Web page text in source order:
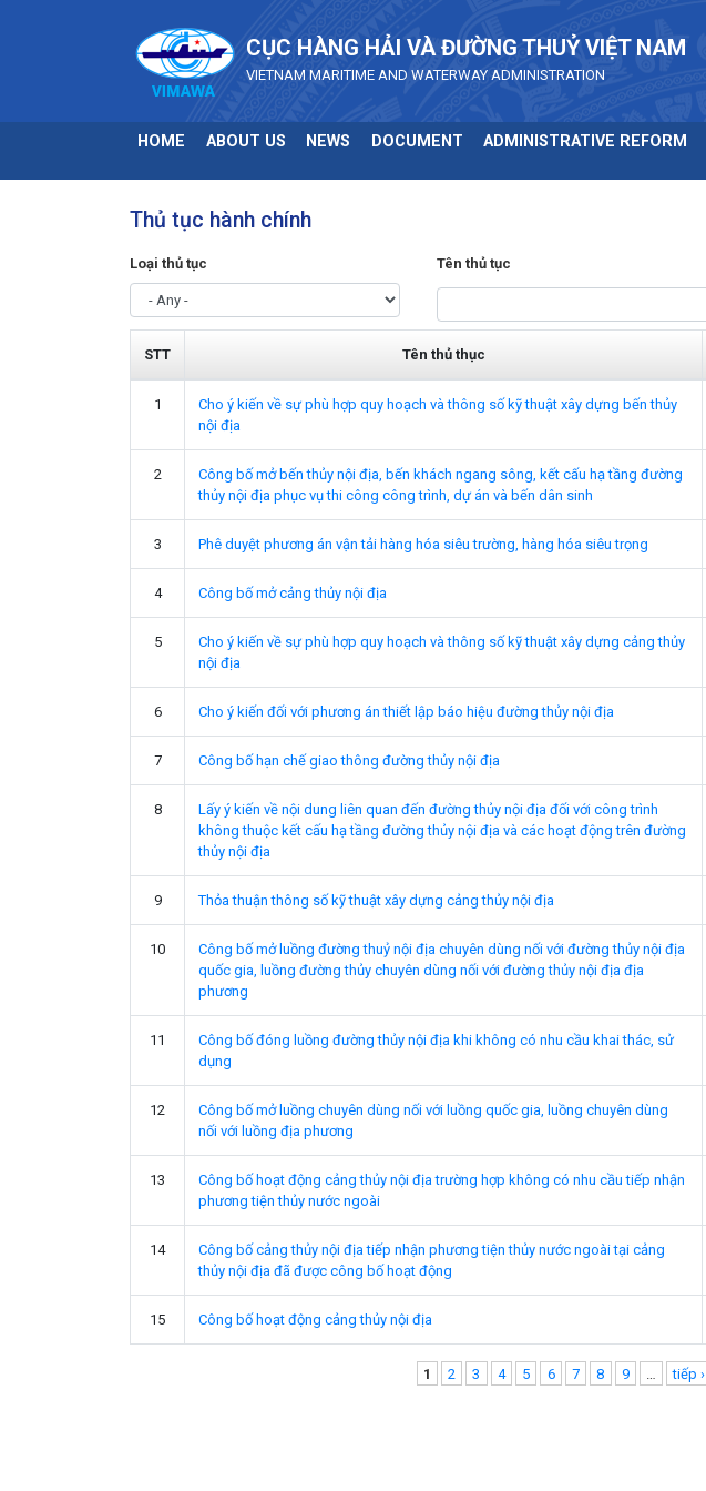
CỤC HÀNG HẢI VÀ ĐƯỜNG THUỶ VIỆT NAM
VIETNAM MARITIME AND WATERWAY ADMINISTRATION
HOME ABOUT US NEWS DOCUMENT ADMINISTRATIVE REFORM
Thủ tục hành chính
Loại thủ tục Tên thủ tục
STT Tên thủ thục
1
Cho ý kiến về sự phù hợp quy hoạch và thông số kỹ thuật xây dựng bến thủy
nội địa
2
Công bố mở bến thủy nội địa, bến khách ngang sông, kết cấu hạ tầng đường
thủy nội địa phục vụ thi công công trình, dự án và bến dân sinh
3 Phê duyệt phương án vận tải hàng hóa siêu trường, hàng hóa siêu trọng
4 Công bố mở cảng thủy nội địa
5
Cho ý kiến về sự phù hợp quy hoạch và thông số kỹ thuật xây dựng cảng thủy
nội địa
6 Cho ý kiến đối với phương án thiết lập báo hiệu đường thủy nội địa
7 Công bố hạn chế giao thông đường thủy nội địa
8
Lấy ý kiến về nội dung liên quan đến đường thủy nội địa đối với công trình
không thuộc kết cấu hạ tầng đường thủy nội địa và các hoạt động trên đường
thủy nội địa
9 Thỏa thuận thông số kỹ thuật xây dựng cảng thủy nội địa
10
Công bố mở luồng đường thuỷ nội địa chuyên dùng nối với đường thủy nội địa
quốc gia, luồng đường thủy chuyên dùng nối với đường thủy nội địa địa
phương
11
Công bố đóng luồng đường thủy nội địa khi không có nhu cầu khai thác, sử
dụng
12
Công bố mở luồng chuyên dùng nối với luồng quốc gia, luồng chuyên dùng
nối với luồng địa phương
13
Công bố hoạt động cảng thủy nội địa trường hợp không có nhu cầu tiếp nhận
phương tiện thủy nước ngoài
14
Công bố cảng thủy nội địa tiếp nhận phương tiện thủy nước ngoài tại cảng
thủy nội địa đã được công bố hoạt động
15 Công bố hoạt động cảng thủy nội địa
1 2 3 4 5 6 7 8 9 tiếp ›